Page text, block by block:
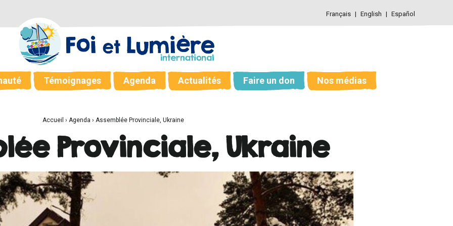
Français English Español
Témoignages Agenda Actualités Faire un don Nos médias
Accueil › Agenda › Assemblée Provinciale, Ukraine
Provinciale, Ukraine